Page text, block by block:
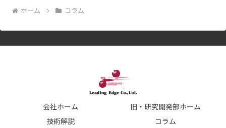
ホーム コラム
会社ホーム
旧・研究開発部ホーム
技術解説
コラム